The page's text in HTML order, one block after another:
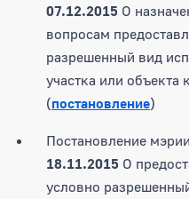
07.12.2015 О
вопросам
разрешенный вид
участка или объекта
(постановление)
Постановление
18.11.2015 О
условно